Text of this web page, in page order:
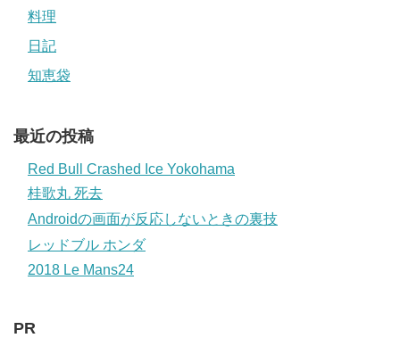
料理
日記
知恵袋
最近の投稿
Red Bull Crashed Ice Yokohama
桂歌丸 死去
Androidの画面が反応しないときの裏技
レッドブル ホンダ
2018 Le Mans24
PR